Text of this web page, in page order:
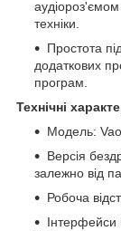
аудіороз'ємом
техніки.
Простота
додаткових
програм.
Технічні
Модель:
Версія
залежно від
Робоча